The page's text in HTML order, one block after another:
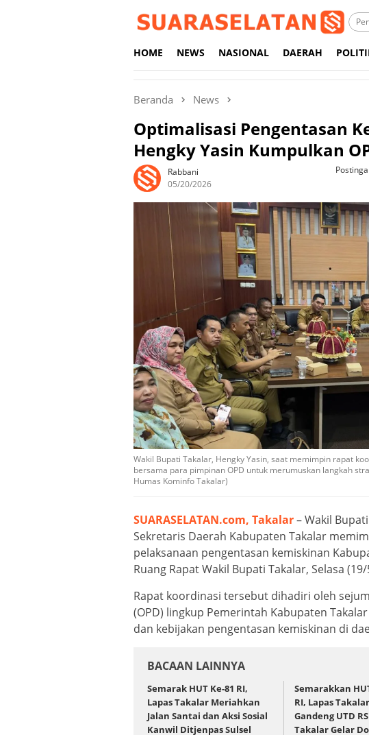
HOME NEWS NASIONAL DAERAH
Beranda News
Optimalisasi Pengentasan
Hengky Yasin Kumpulkan
Rabbani
05/20/2026
Wakil Bupati Takalar, Hengky Yasin, saat memimpin rapat
bersama para pimpinan OPD untuk merumuskan langkah
Humas Kominfo Takalar)
SUARASELATAN.com, Takalar– Wakil
Sekretaris Daerah Kabupaten Takalar
pelaksanaan pengentasan kemiskinan
Ruang Rapat Wakil Bupati Takalar, Selasa
Rapat koordinasi tersebut dihadiri oleh
(OPD) lingkup Pemerintah Kabupaten
dan kebijakan pengentasan kemiskinan di
BACAAN LAINNYA
Semarak HUT Ke-81 RI,
Lapas Takalar Meriahkan
Jalan Santai dan Aksi Sosial
Kanwil Ditjenpas Sulsel
Semarakkan
RI, Lapas Takalar
Gandeng UTD
Takalar Gelar